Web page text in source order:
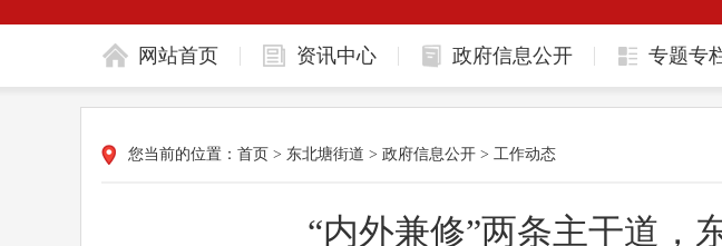
网站首页 资讯中心 政府信息公开 专题专
您当前的位置： 首页 > 东北塘街道 > 政府信息公开 > 工作动态
“内外兼修”两条主干道，